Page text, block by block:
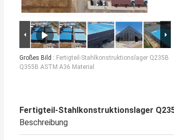
Großes Bild : Fertigteil-Stahlkonstruktionslager Q235B
Q355B ASTM A36 Material
Fertigteil-Stahlkonstruktionslager
Beschreibung